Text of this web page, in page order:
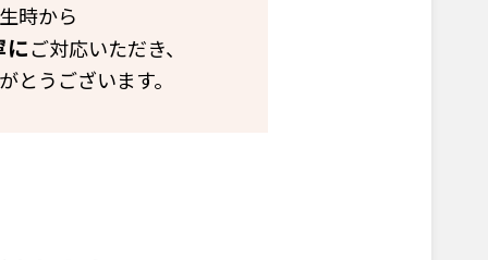
時から
にご対応いただき、
とうございます。